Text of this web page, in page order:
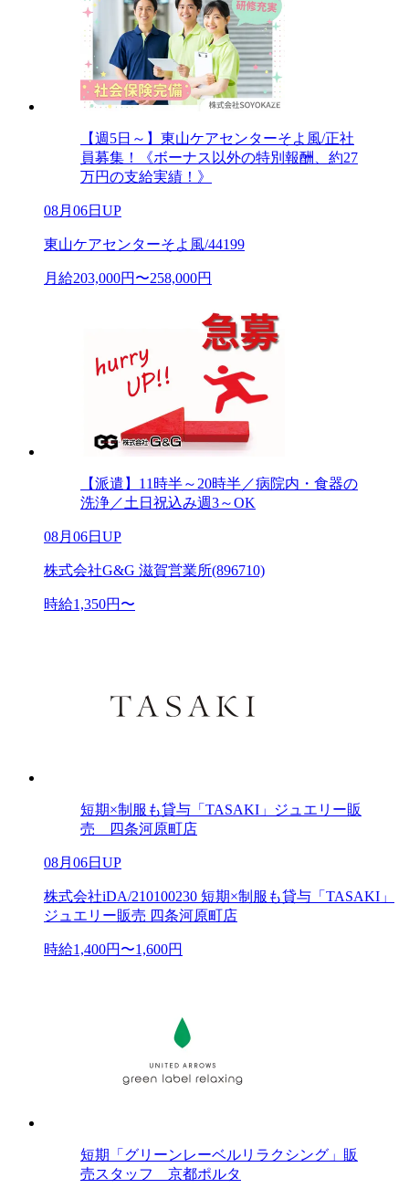
【週5日～】東山ケアセンターそよ風/正社
員募集！《ボーナス以外の特別報酬、約27
万円の支給実績！》
08月06日UP
東山ケアセンターそよ風/44199
月給203,000円〜258,000円
【派遣】11時半～20時半／病院内・食器の
洗浄／土日祝込み週3～OK
08月06日UP
株式会社G&G 滋賀営業所(896710)
時給1,350円〜
短期×制服も貸与「TASAKI」ジュエリー販
売 四条河原町店
08月06日UP
株式会社iDA/210100230 短期×制服も貸与「TASAKI」
ジュエリー販売 四条河原町店
時給1,400円〜1,600円
短期「グリーンレーベルリラクシング」販
売スタッフ 京都ポルタ